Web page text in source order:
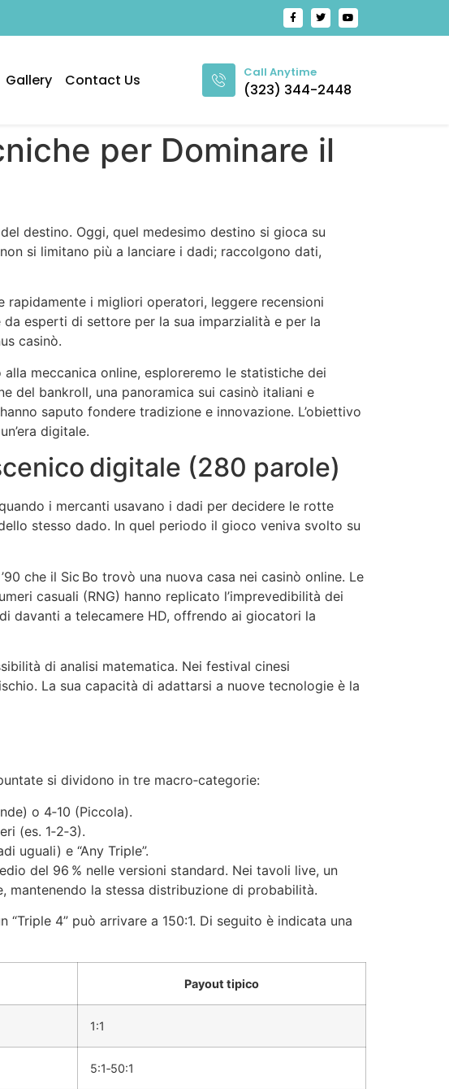
Gallery Contact Us Call Anytime
(323) 344-2448
per Dominare il
destino. Oggi, quel medesimo destino si gioca su
si limitano più a lanciare i dadi; raccolgono dati,
i migliori operatori, leggere recensioni
esperti di settore per la sua imparzialità e per la
casinò.
meccanica online, esploreremo le statistiche dei
del bankroll, una panoramica sui casinò italiani e
saputo fondere tradizione e innovazione. L’obiettivo
digitale.
digitale (280 parole)
i mercanti usavano i dadi per decidere le rotte
stesso dado. In quel periodo il gioco veniva svolto su
che il Sic Bo trovò una nuova casa nei casinò online. Le
casuali (RNG) hanno replicato l’imprevedibilità dei
davanti a telecamere HD, offrendo ai giocatori la
di analisi matematica. Nei festival cinesi
La sua capacità di adattarsi a nuove tecnologie è la
si dividono in tre macro‑categorie:
o 4‑10 (Piccola).
(es. 1‑2‑3).
uguali) e “Any Triple”.
del 96 % nelle versioni standard. Nei tavoli live, un
la stessa distribuzione di probabilità.
4” può arrivare a 150:1. Di seguito è indicata una
Payout tipico
1:1
5:1‑50:1